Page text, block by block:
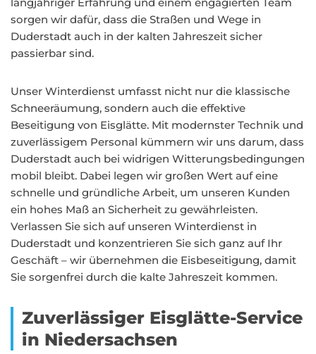
sorgen wir dafür, dass die Straßen und Wege in
Duderstadt auch in der kalten Jahreszeit sicher
passierbar sind.
Unser Winterdienst umfasst nicht nur die klassische
Schneeräumung, sondern auch die effektive
Beseitigung von Eisglätte. Mit modernster Technik und
zuverlässigem Personal kümmern wir uns darum, dass
Duderstadt auch bei widrigen Witterungsbedingungen
mobil bleibt. Dabei legen wir großen Wert auf eine
schnelle und gründliche Arbeit, um unseren Kunden
ein hohes Maß an Sicherheit zu gewährleisten.
Verlassen Sie sich auf unseren Winterdienst in
Duderstadt und konzentrieren Sie sich ganz auf Ihr
Geschäft – wir übernehmen die Eisbeseitigung, damit
Sie sorgenfrei durch die kalte Jahreszeit kommen.
Zuverlässiger Eisglätte-Service
in Niedersachsen